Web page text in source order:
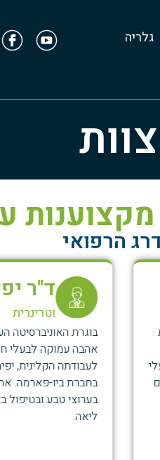
גלריה
צוות
הרפואי
כהן
בוגרת האוניברסיטה העברית (2020), הגיעה לתחום מתוך
שמלווה אותה מילדות. במקביל
עוסקת בפיתוח תרופות לחיות
שעות הפנאי היא מבלה בצפייה
באהבה גדולה בחתול איציק ובכלבה